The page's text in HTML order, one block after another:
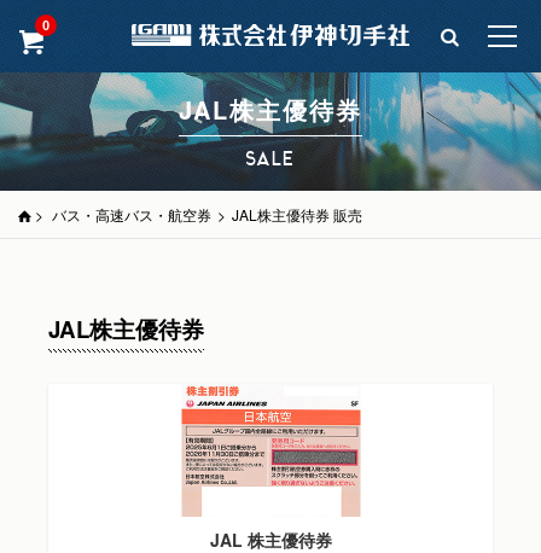
0
JAL株主優待券
SALE
> バス・高速バス・航空券 > JAL株主優待券 販売
JAL株主優待券
JAL 株主優待券